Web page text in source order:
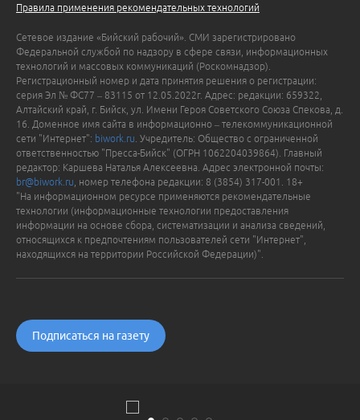
Правила применения рекомендательных технологий
Сетевое издание «Бийский рабочий». СМИ зарегистрировано
Федеральной службой по надзору в сфере связи, информационных
технологий и массовых коммуникаций (Роскомнадзор).
Регистрационный номер и дата принятия решения о регистрации:
серия Эл № ФС77 – 83115 от 12.05.2022г. Адрес: редакции: 659322,
Алтайский край, г. Бийск, ул. Имени Героя Советского Союза Спекова, д.
16. Доменное имя сайта в информационно – телекоммуникационной
сети "Интернет": biwork.ru . Учредитель: Общество с ограниченной
ответственностью "Пресса-Бийск" (ОГРН 1062204039864). Главный
редактор: Каршева Наталья Алексеевна. Адрес электронной почты:
br@biwork.ru , номер телефона редакции: 8 (3854) 317-001. 18+
"На информационном ресурсе применяются рекомендательные
технологии (информационные технологии предоставления
информации на основе сбора, систематизации и анализа сведений,
относящихся к предпочтениям пользователей сети "Интернет",
находящихся на территории Российской Федерации)".
Подписаться на газету